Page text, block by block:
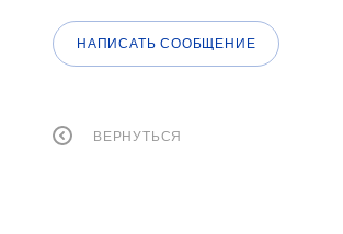
НАПИСАТЬ СООБЩЕНИЕ
ВЕРНУТЬСЯ